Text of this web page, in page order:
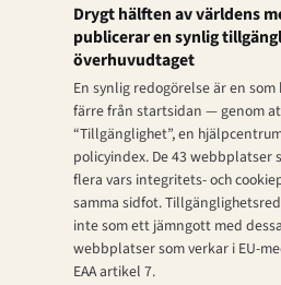
Drygt hälften av världens
publicerar en synlig
överhuvudtaget
En synlig redogörelse är en
färre från startsidan — genom
“Tillgänglighet”, en
policyindex. De 43 webbplatser
flera vars integritets- och
samma sidfot.
inte som ett jämngott med
webbplatser som verkar i EU-
EAA artikel 7.